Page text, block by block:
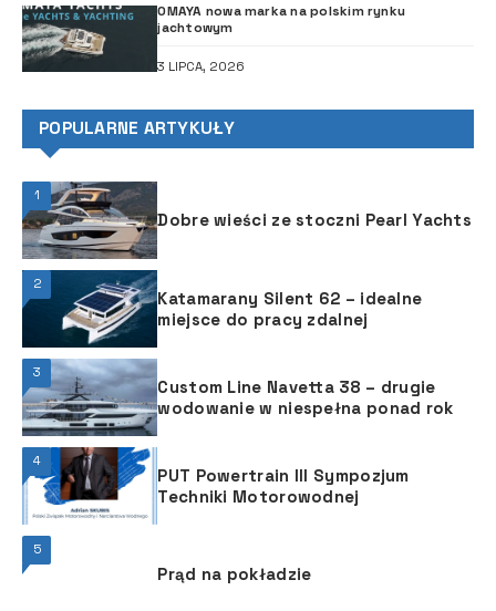
OMAYA nowa marka na polskim rynku
jachtowym
3 LIPCA, 2026
POPULARNE ARTYKUŁY
1
Dobre wieści ze stoczni Pearl Yachts
2
Katamarany Silent 62 – idealne
miejsce do pracy zdalnej
3
Custom Line Navetta 38 – drugie
wodowanie w niespełna ponad rok
4
PUT Powertrain III Sympozjum
Techniki Motorowodnej
5
Prąd na pokładzie